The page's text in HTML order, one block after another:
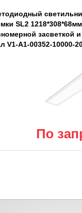
SL2
засветкой
V1-A1-00352-10000-
По